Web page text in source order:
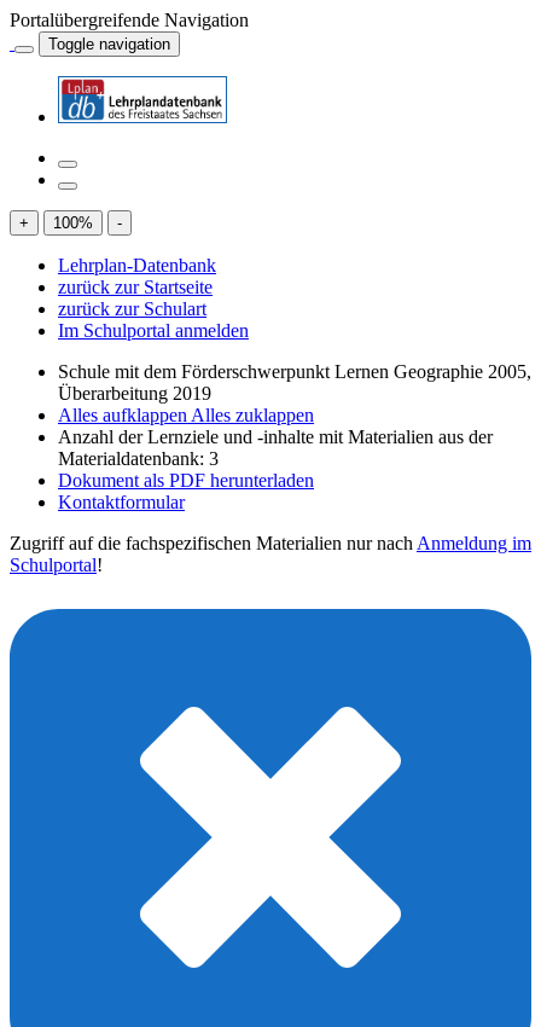
Portalübergreifende Navigation
Toggle navigation
+ 100% -
Lehrplan-Datenbank
zurück zur Startseite
zurück zur Schulart
Im Schulportal anmelden
Schule mit dem Förderschwerpunkt Lernen Geographie 2005,
Überarbeitung 2019
Alles aufklappen Alles zuklappen
Anzahl der Lernziele und -inhalte mit Materialien aus der
Materialdatenbank: 3
Dokument als PDF herunterladen
Kontaktformular
Zugriff auf die fachspezifischen Materialien nur nach Anmeldung im
Schulportal!